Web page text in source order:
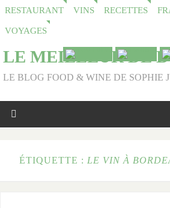
RESTAURANT VINS RECETTES
VOYAGES
LE MEILLEUR DE
LE BLOG FOOD & WINE DE SOPHIE
ÉTIQUETTE : LE VIN À